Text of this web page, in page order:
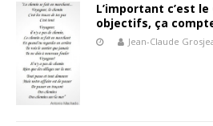
L’important c’est
objectifs, ça
Jean-Claude